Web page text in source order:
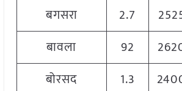
बगसरा
2.7
बावला
92
बोरसद
1.3